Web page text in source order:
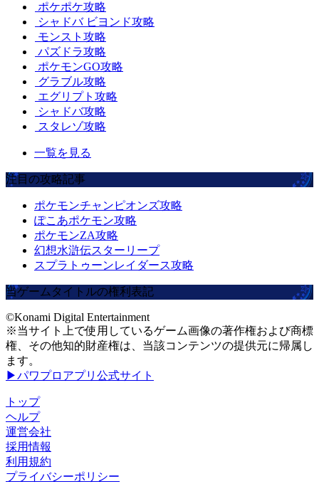
ポケポケ攻略
シャドバ ビヨンド攻略
モンスト攻略
パズドラ攻略
ポケモンGO攻略
グラブル攻略
エグリプト攻略
シャドバ攻略
スタレゾ攻略
一覧を見る
注目の攻略記事
ポケモンチャンピオンズ攻略
ぽこあポケモン攻略
ポケモンZA攻略
幻想水滸伝スターリープ
スプラトゥーンレイダース攻略
当ゲームタイトルの権利表記
©Konami Digital Entertainment
※当サイト上で使用しているゲーム画像の著作権および商標
権、その他知的財産権は、当該コンテンツの提供元に帰属し
ます。
▶パワプロアプリ公式サイト
トップ
ヘルプ
運営会社
採用情報
利用規約
プライバシーポリシー